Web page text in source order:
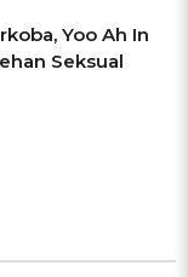
Yoo Ah In
Seksual